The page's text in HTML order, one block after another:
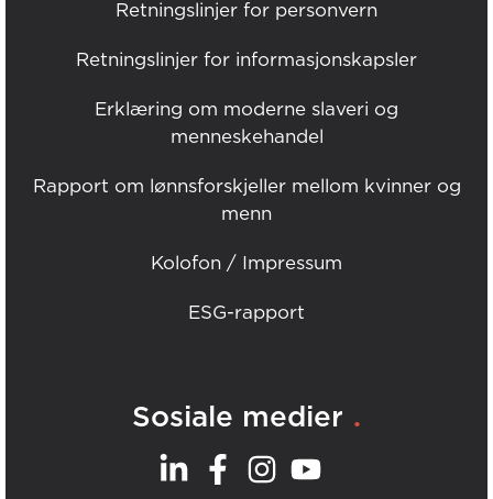
Retningslinjer for personvern
Retningslinjer for informasjonskapsler
Erklæring om moderne slaveri og
menneskehandel
Rapport om lønnsforskjeller mellom kvinner og
menn
Kolofon / Impressum
ESG-rapport
Sosiale medier .